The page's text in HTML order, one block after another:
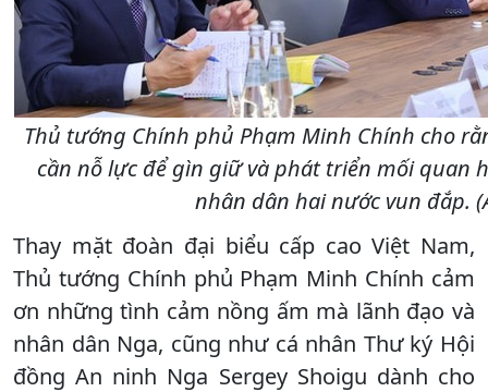
Thủ tướng Chính phủ Phạm Minh Chính cho
cần nỗ lực để gìn giữ và phát triển mối quan
nhân dân hai nước vun đắp.
Thay mặt đoàn đại biểu cấp cao Việt Nam,
Thủ tướng Chính phủ Phạm Minh Chính cảm
ơn những tình cảm nồng ấm mà lãnh đạo và
nhân dân Nga, cũng như cá nhân Thư ký Hội
đồng An ninh Nga Sergey Shoigu dành cho